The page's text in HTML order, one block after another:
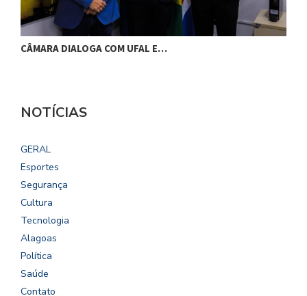
CÂMARA DIALOGA COM UFAL E…
NOTÍCIAS
GERAL
Esportes
Segurança
Cultura
Tecnologia
Alagoas
Política
Saúde
Contato